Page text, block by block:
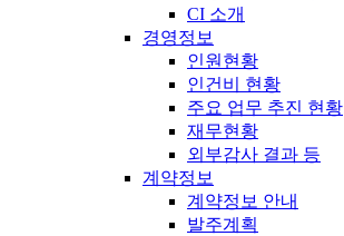
CI 소개
경영정보
인원현황
인건비 현황
주요 업무 추진 현황
재무현황
외부감사 결과 등
계약정보
계약정보 안내
발주계획